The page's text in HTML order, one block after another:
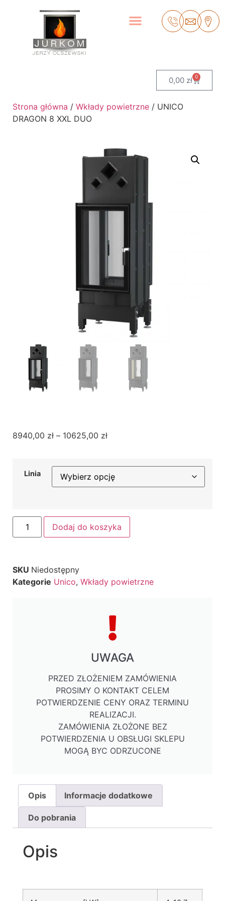
0,00 zł 0
Strona główna / Wkłady powietrzne / UNICO
DRAGON 8 XXL DUO
8940,00 zł – 10625,00 zł
Linia
Dodaj do koszyka
SKU Niedostępny
Kategorie Unico, Wkłady powietrzne
UWAGA
PRZED ZŁOŻENIEM ZAMÓWIENIA
PROSIMY O KONTAKT CELEM
POTWIERDZENIE CENY ORAZ TERMINU
REALIZACJI.
ZAMÓWIENIA ZŁOŻONE BEZ
POTWIERDZENIA U OBSŁUGI SKLEPU
MOGĄ BYC ODRZUCONE
Opis Informacje dodatkowe
Do pobrania
Opis